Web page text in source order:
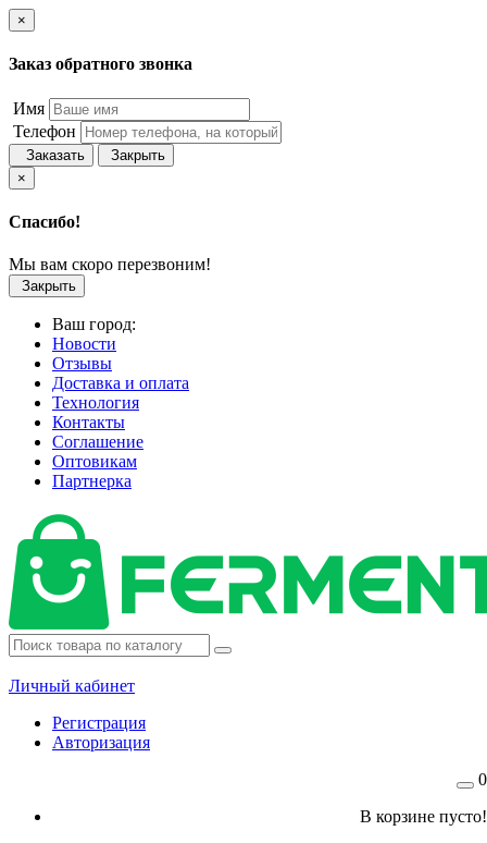
×
Заказ обратного звонка
Имя
Телефон
Заказать
Закрыть
×
Спасибо!
Мы вам скоро перезвоним!
Закрыть
Ваш город:
Новости
Отзывы
Доставка и оплата
Технология
Контакты
Соглашение
Оптовикам
Партнерка
Личный кабинет
Регистрация
Авторизация
0
В корзине пусто!